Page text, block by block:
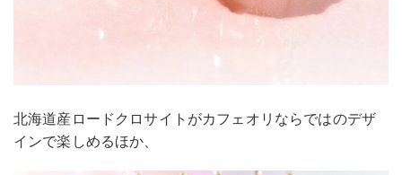
北海道産ロードクロサイトがカフェオリならではのデザ
インで楽しめるほか、